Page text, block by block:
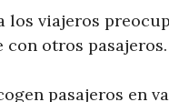
viajeros
otros pasajeros.
pasajeros en